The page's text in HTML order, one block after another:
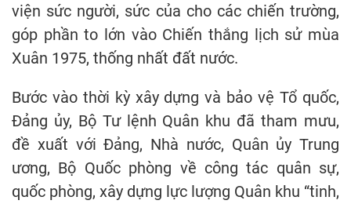
viện sức người, sức của cho các chiến trường,
góp phần to lớn vào Chiến thắng lịch sử mùa
Xuân 1975, thống nhất đất nước.
Bước vào thời kỳ xây dựng và bảo vệ Tổ quốc,
Đảng ủy, Bộ Tư lệnh Quân khu đã tham mưu,
đề xuất với Đảng, Nhà nước, Quân ủy Trung
ương, Bộ Quốc phòng về công tác quân sự,
quốc phòng, xây dựng lực lượng Quân khu “tinh,